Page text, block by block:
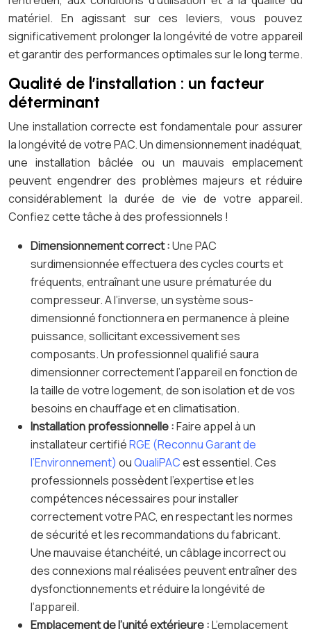
matériel. En agissant sur ces leviers, vous pouvez
significativement prolonger la longévité de votre appareil
et garantir des performances optimales sur le long terme.
Qualité de l’installation : un facteur
déterminant
Une installation correcte est fondamentale pour assurer
la longévité de votre PAC. Un dimensionnement inadéquat,
une installation bâclée ou un mauvais emplacement
peuvent engendrer des problèmes majeurs et réduire
considérablement la durée de vie de votre appareil.
Confiez cette tâche à des professionnels !
Dimensionnement correct :Une PAC
surdimensionnée effectuera des cycles courts et
fréquents, entraînant une usure prématurée du
compresseur. A l’inverse, un système sous-
dimensionné fonctionnera en permanence à pleine
puissance, sollicitant excessivement ses
composants. Un professionnel qualifié saura
dimensionner correctement l’appareil en fonction de
la taille de votre logement, de son isolation et de vos
besoins en chauffage et en climatisation.
Installation professionnelle :Faire appel à un
installateur certifiéRGE (Reconnu Garant de
l’Environnement) ouQualiPACest essentiel. Ces
professionnels possèdent l’expertise et les
compétences nécessaires pour installer
correctement votre PAC, en respectant les normes
de sécurité et les recommandations du fabricant.
Une mauvaise étanchéité, un câblage incorrect ou
des connexions mal réalisées peuvent entraîner des
dysfonctionnements et réduire la longévité de
l’appareil.
Emplacement de l’unité extérieure :L’emplacement